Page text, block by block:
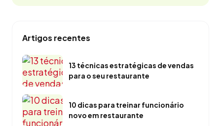
Artigos recentes
13 técnicas estratégicas de vendas
para o seu restaurante
10 dicas para treinar funcionário
novo em restaurante